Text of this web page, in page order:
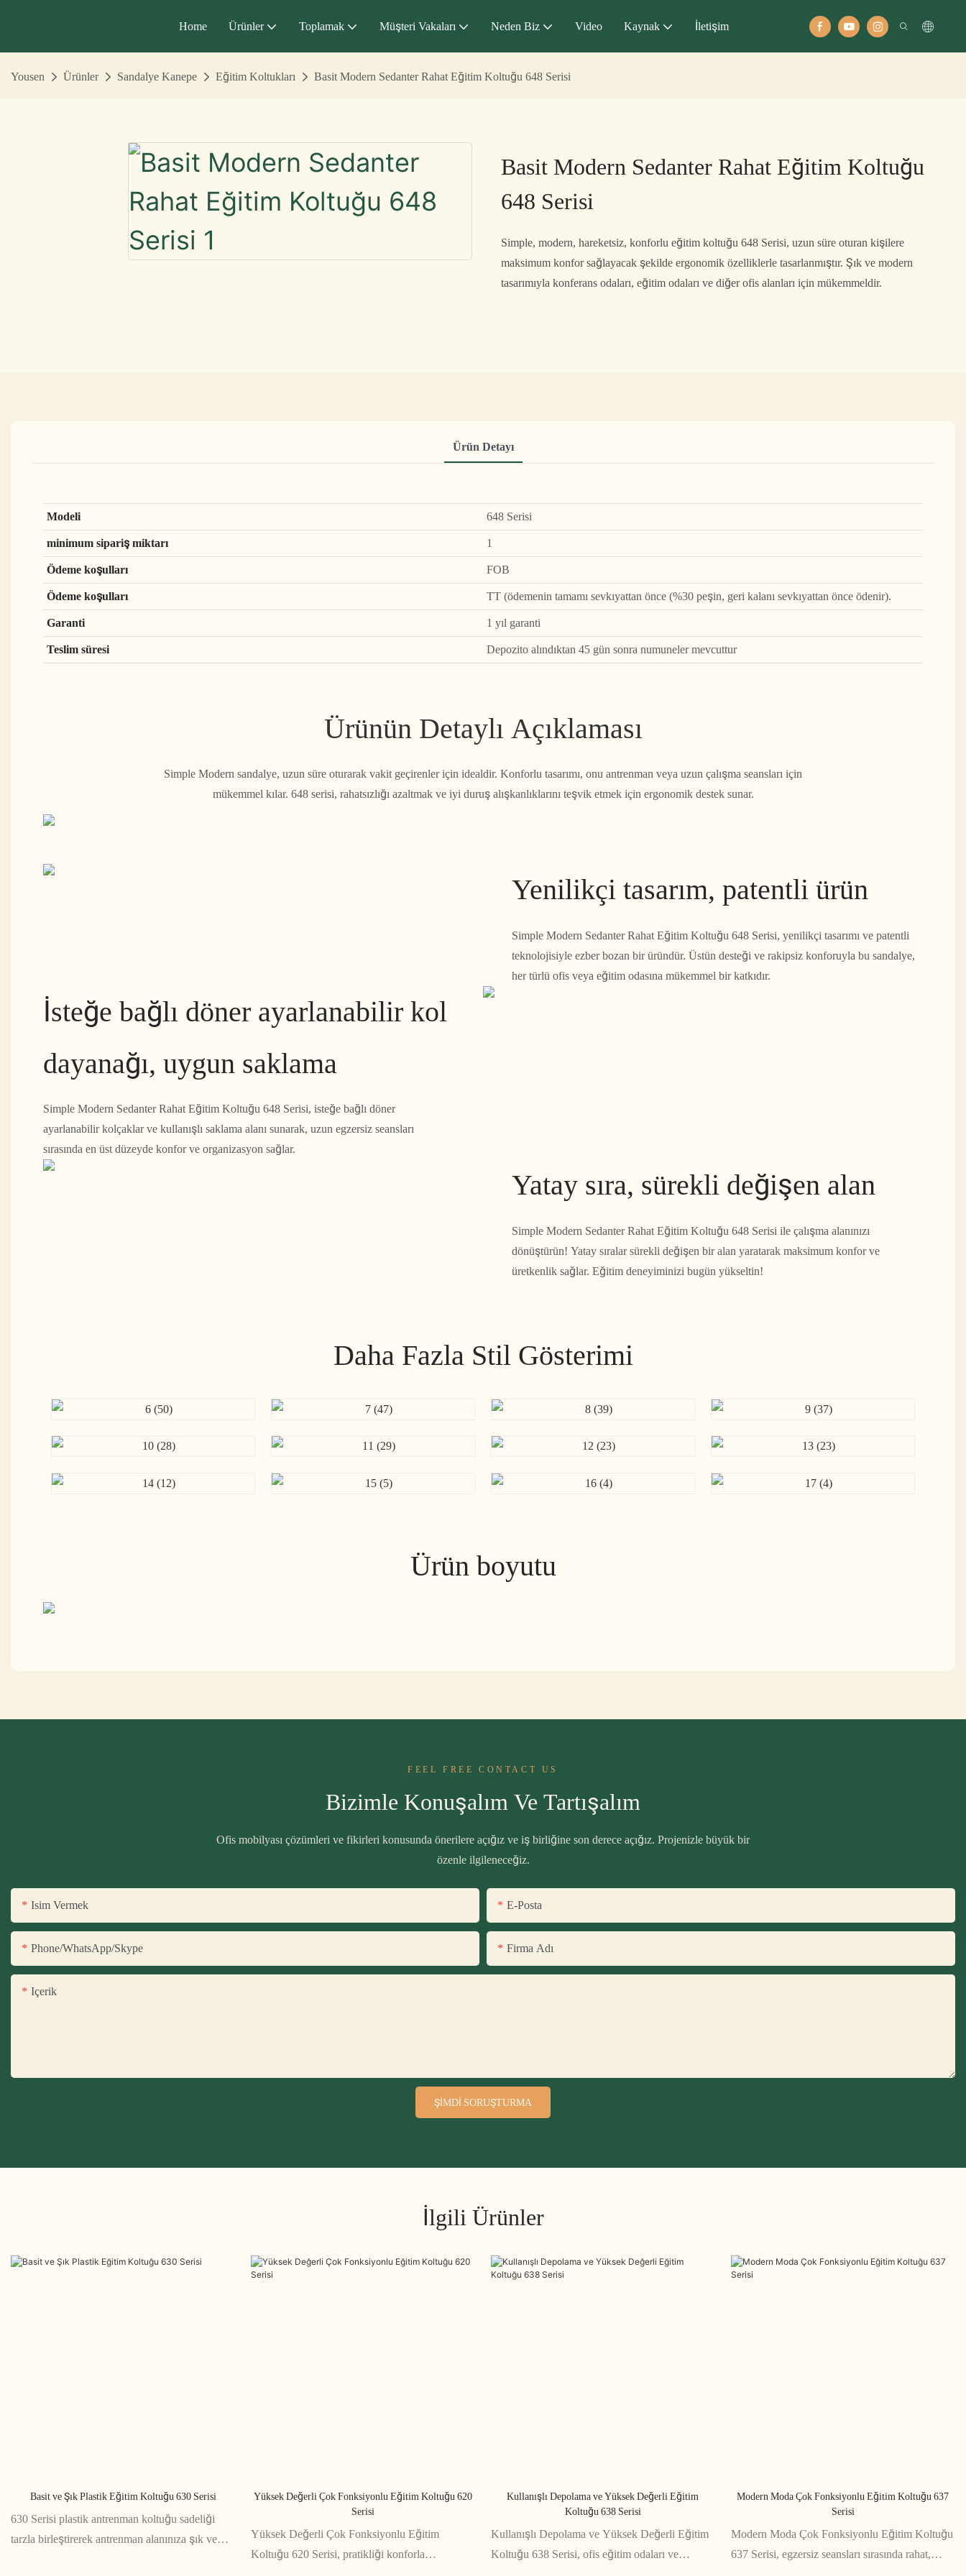
Home Ürünler Toplamak Müşteri Vakaları Neden Biz Video Kaynak İletişim
Yousen Ürünler Sandalye Kanepe Eğitim Koltukları Basit Modern Sedanter Rahat Eğitim Koltuğu 648 Serisi
Basit Modern Sedanter Rahat Eğitim Koltuğu
648 Serisi
Simple, modern, hareketsiz, konforlu eğitim koltuğu 648 Serisi, uzun süre oturan kişilere
maksimum konfor sağlayacak şekilde ergonomik özelliklerle tasarlanmıştır. Şık ve modern
tasarımıyla konferans odaları, eğitim odaları ve diğer ofis alanları için mükemmeldir.
Ürün Detayı
Modeli
648 Serisi
minimum sipariş miktarı
1
Ödeme koşulları
FOB
Ödeme koşulları
TT (ödemenin tamamı sevkıyattan önce (%30 peşin, geri kalanı sevkıyattan önce ödenir).
Garanti
1 yıl garanti
Teslim süresi
Depozito alındıktan 45 gün sonra numuneler mevcuttur
Ürünün Detaylı Açıklaması
Simple Modern sandalye, uzun süre oturarak vakit geçirenler için idealdir. Konforlu tasarımı, onu antrenman veya uzun çalışma seansları için
mükemmel kılar. 648 serisi, rahatsızlığı azaltmak ve iyi duruş alışkanlıklarını teşvik etmek için ergonomik destek sunar.
Yenilikçi tasarım, patentli ürün
Simple Modern Sedanter Rahat Eğitim Koltuğu 648 Serisi, yenilikçi tasarımı ve patentli
teknolojisiyle ezber bozan bir üründür. Üstün desteği ve rakipsiz konforuyla bu sandalye,
her türlü ofis veya eğitim odasına mükemmel bir katkıdır.
İsteğe bağlı döner ayarlanabilir kol
dayanağı, uygun saklama
Simple Modern Sedanter Rahat Eğitim Koltuğu 648 Serisi, isteğe bağlı döner
ayarlanabilir kolçaklar ve kullanışlı saklama alanı sunarak, uzun egzersiz seansları
sırasında en üst düzeyde konfor ve organizasyon sağlar.
Yatay sıra, sürekli değişen alan
Simple Modern Sedanter Rahat Eğitim Koltuğu 648 Serisi ile çalışma alanınızı
dönüştürün! Yatay sıralar sürekli değişen bir alan yaratarak maksimum konfor ve
üretkenlik sağlar. Eğitim deneyiminizi bugün yükseltin!
Daha Fazla Stil Gösterimi
Ürün boyutu
FEEL FREE CONTACT US
Bizimle Konuşalım Ve Tartışalım
Ofis mobilyası çözümleri ve fikirleri konusunda önerilere açığız ve iş birliğine son derece açığız. Projenizle büyük bir
özenle ilgileneceğiz.
Isim Vermek E-Posta
Phone/WhatsApp/Skype Firma Adı
Içerik
ŞIMDI SORUŞTURMA
İlgili Ürünler
Basit ve Şık Plastik Eğitim Koltuğu 630 Serisi
630 Serisi plastik antrenman koltuğu sadeliği
tarzla birleştirerek antrenman alanınıza şık ve
Yüksek Değerli Çok Fonksiyonlu Eğitim Koltuğu 620
Serisi
Yüksek Değerli Çok Fonksiyonlu Eğitim
Koltuğu 620 Serisi, pratikliği konforla
Kullanışlı Depolama ve Yüksek Değerli Eğitim
Koltuğu 638 Serisi
Kullanışlı Depolama ve Yüksek Değerli Eğitim
Koltuğu 638 Serisi, ofis eğitim odaları ve
Modern Moda Çok Fonksiyonlu Eğitim Koltuğu 637
Serisi
Modern Moda Çok Fonksiyonlu Eğitim Koltuğu
637 Serisi, egzersiz seansları sırasında rahat,